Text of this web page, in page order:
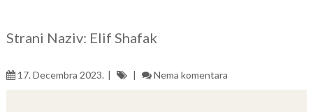
Strani Naziv: Elif Shafak
17. Decembra 2023. Nema komentara